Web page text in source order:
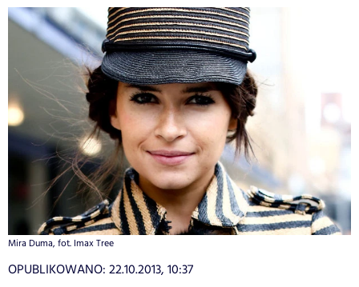
Mira Duma, fot. Imax Tree
OPUBLIKOWANO: 22.10.2013, 10:37